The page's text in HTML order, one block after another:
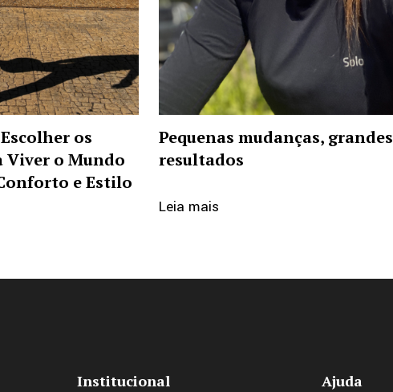
os
Viver o Mundo
e Estilo
Pequenas mudanças, grandes
resultados
Leia mais
Institucional Ajuda